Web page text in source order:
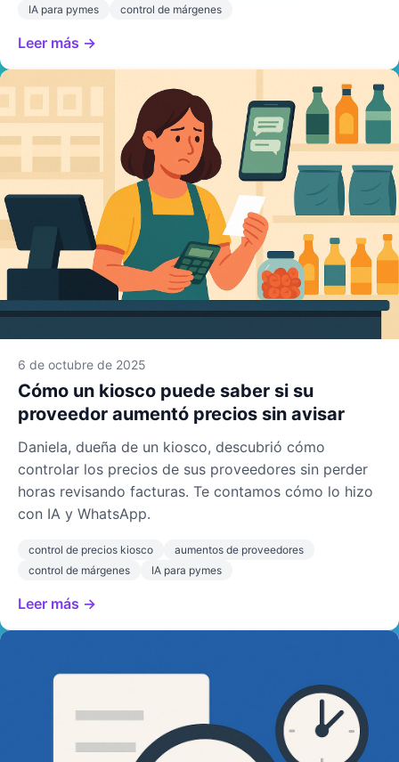
IA para pymes
control de márgenes
Leer más →
6 de octubre de 2025
Cómo un kiosco puede saber si su
proveedor aumentó precios sin avisar
Daniela, dueña de un kiosco, descubrió cómo
controlar los precios de sus proveedores sin perder
horas revisando facturas. Te contamos cómo lo hizo
con IA y WhatsApp.
control de precios kiosco
aumentos de proveedores
control de márgenes
IA para pymes
Leer más →